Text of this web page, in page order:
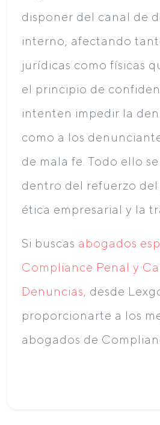
disponer del canal de
interno, afectando
jurídicas como físicas
el principio de
intenten impedir la
como a los
de mala fe. Todo ello
dentro del refuerzo
ética empresarial y la
Si buscas abogados
Compliance Penal y
Denuncias, desde
proporcionarte a los
abogados de